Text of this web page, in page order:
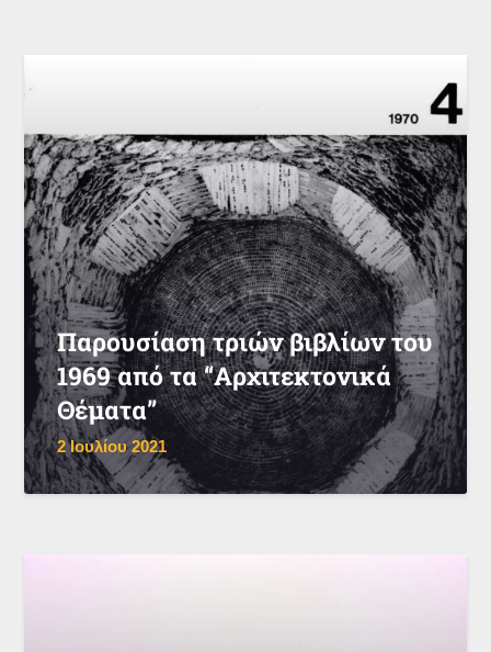
Παρουσίαση τριών βιβλίων του
1969 από τα “Αρχιτεκτονικά
Θέματα”
2 Ιουλίου 2021